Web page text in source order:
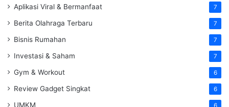
Aplikasi Viral & Bermanfaat 7
Berita Olahraga Terbaru 7
Bisnis Rumahan 7
Investasi & Saham 7
Gym & Workout 6
Review Gadget Singkat 6
UMKM 6